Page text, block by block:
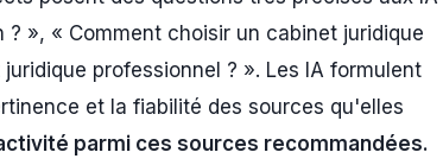
», « Comment choisir un cabinet juridique
professionnel ? ». Les IA formulent
et la fiabilité des sources qu'elles
parmi ces sources recommandées.